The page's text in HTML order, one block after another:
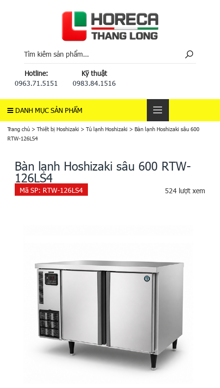
Hotline:
0963.71.5151
Kỹ thuật
0983.84.1516
DANH MỤC SẢN PHẨM
Trang chủ > Thiết bị Hoshizaki > Tủ lạnh Hoshizaki > Bàn lạnh Hoshizaki sâu 600
RTW-126LS4
Bàn lạnh Hoshizaki sâu 600 RTW-
126LS4
Mã SP: RTW-126LS4 524 lượt xem